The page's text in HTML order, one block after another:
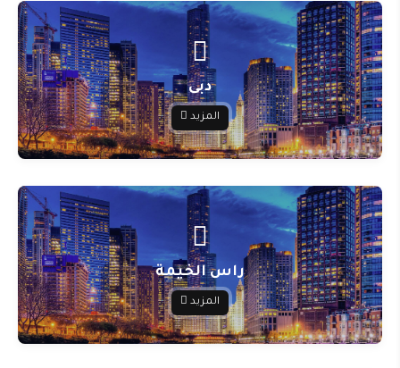
دبى
المزيد
راس الخيمة
المزيد